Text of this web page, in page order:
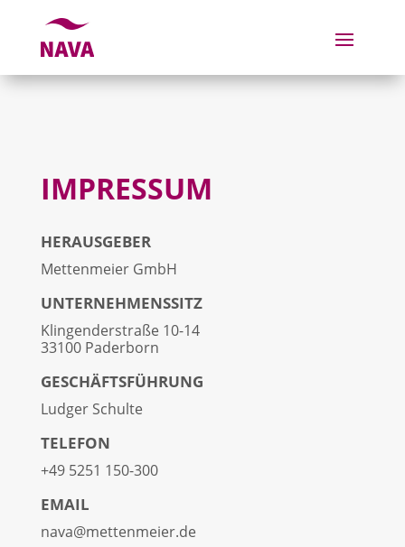
IMPRESSUM
HERAUSGEBER
Mettenmeier GmbH
UNTERNEHMENSSITZ
Klingenderstraße 10-14
33100 Paderborn
GESCHÄFTSFÜHRUNG
Ludger Schulte
TELEFON
+49 5251 150-300
EMAIL
nava@mettenmeier.de